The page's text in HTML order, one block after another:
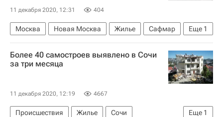
11 декабря 2020, 12:31 404
Еще 1
Москва Новая Москва Жилье
Сафмар
ГК "А101"
Более 40 самостроев выявлено в Сочи
за три месяца
11 декабря 2020, 12:19 4667
Еще 1
Происшествия Жилье
Сочи